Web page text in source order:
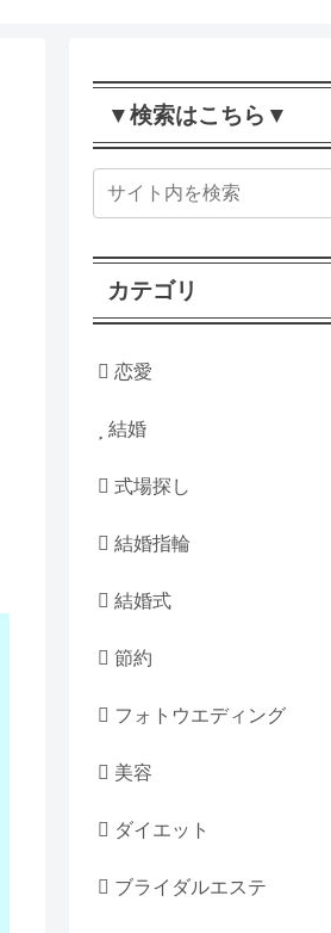
▼検索はこちら▼
カテゴリ
恋愛
結婚
式場探し
結婚指輪
結婚式
節約
フォトウエディング
美容
ダイエット
ブライダルエステ